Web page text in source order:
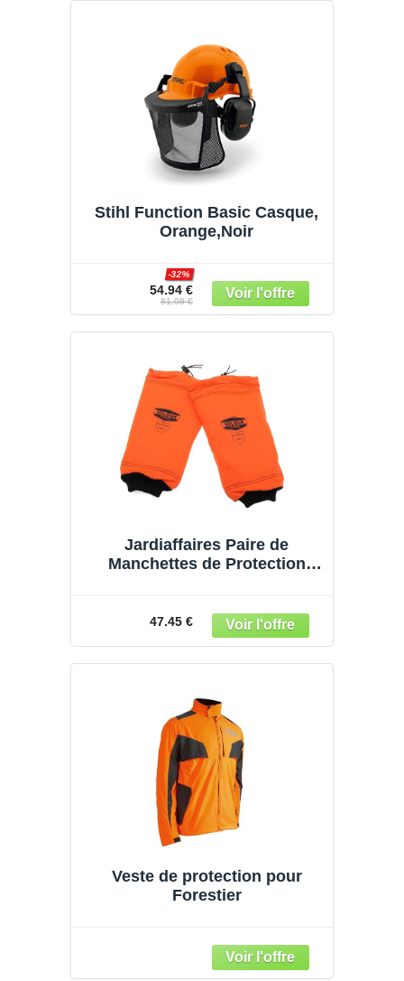
Stihl Function Basic Casque,
Orange,Noir
54.94 €
-32%
81.08 €
Jardiaffaires Paire de
Manchettes de Protection
47.45 €
Veste de protection pour
Forestier